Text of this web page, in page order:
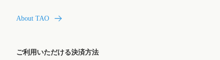
About TAO
ご利用いただける決済方法